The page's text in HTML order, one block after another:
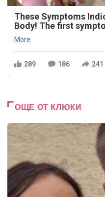
These Symptoms
Body! The first
More
289 186 241
ОЩЕ ОТ КЛЮКИ